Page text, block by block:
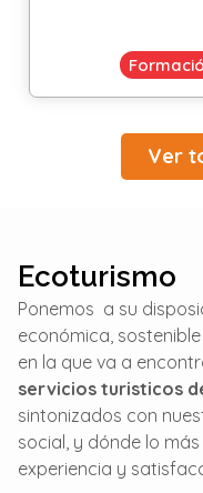
Ver
Ecoturismo
Ponemos a su
económica,
en la que va a
servicios turisticos
sintonizados con
social, y dónde lo
experiencia y